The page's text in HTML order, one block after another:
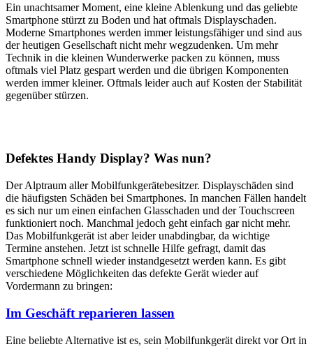
Ein unachtsamer Moment, eine kleine Ablenkung und das geliebte
Smartphone stürzt zu Boden und hat oftmals Displayschaden.
Moderne Smartphones werden immer leistungsfähiger und sind aus
der heutigen Gesellschaft nicht mehr wegzudenken. Um mehr
Technik in die kleinen Wunderwerke packen zu können, muss
oftmals viel Platz gespart werden und die übrigen Komponenten
werden immer kleiner. Oftmals leider auch auf Kosten der Stabilität
gegenüber stürzen.
Defektes Handy Display? Was nun?
Der Alptraum aller Mobilfunkgerätebesitzer. Displayschäden sind
die häufigsten Schäden bei Smartphones. In manchen Fällen handelt
es sich nur um einen einfachen Glasschaden und der Touchscreen
funktioniert noch. Manchmal jedoch geht einfach gar nicht mehr.
Das Mobilfunkgerät ist aber leider unabdingbar, da wichtige
Termine anstehen. Jetzt ist schnelle Hilfe gefragt, damit das
Smartphone schnell wieder instandgesetzt werden kann. Es gibt
verschiedene Möglichkeiten das defekte Gerät wieder auf
Vordermann zu bringen:
Im Geschäft reparieren lassen
Eine beliebte Alternative ist es, sein Mobilfunkgerät direkt vor Ort in